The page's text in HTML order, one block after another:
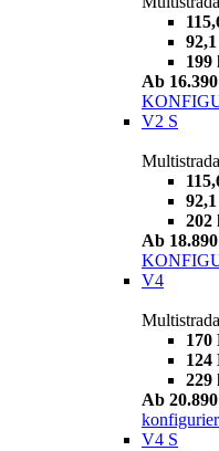
199
Ab
V2 S
202
Ab
V4
170
124
229
Ab
V4 S